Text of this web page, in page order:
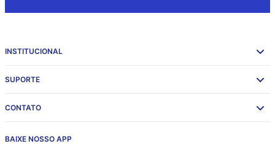
INSTITUCIONAL
SUPORTE
CONTATO
BAIXE NOSSO APP